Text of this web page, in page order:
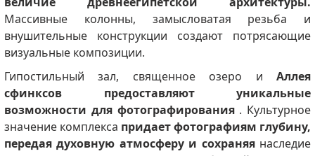
Массивные колонны, замысловатая резьба и
внушительные конструкции создают потрясающие
визуальные композиции.
Гипостильный зал, священное озеро иАллея
сфинксов предоставляют уникальные
возможности для фотографирования. Культурное
значение комплекса придает фотографиям глубину,
передая духовную атмосферу и сохраняянаследие